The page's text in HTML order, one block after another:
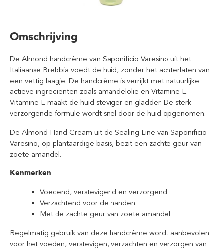
Omschrijving
De Almond handcrème van Saponificio Varesino uit het
Italiaanse Brebbia voedt de huid, zonder het achterlaten van
een vettig laagje. De handcrème is verrijkt met natuurlijke
actieve ingrediënten zoals amandelolie en Vitamine E.
Vitamine E maakt de huid steviger en gladder. De sterk
verzorgende formule wordt snel door de huid opgenomen.
De Almond Hand Cream uit de Sealing Line van Saponificio
Varesino, op plantaardige basis, bezit een zachte geur van
zoete amandel.
Kenmerken
Voedend, verstevigend en verzorgend
Verzachtend voor de handen
Met de zachte geur van zoete amandel
Regelmatig gebruik van deze handcrème wordt aanbevolen
voor het voeden, verstevigen, verzachten en verzorgen van